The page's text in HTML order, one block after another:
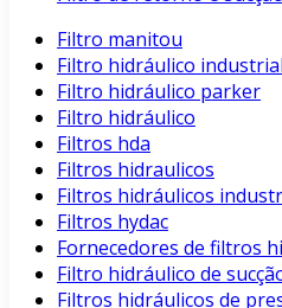
Filtro manitou
Filtro hidráulico industrial
Filtro hidráulico parker
Filtro hidráulico
Filtros hda
Filtros hidraulicos
Filtros hidráulicos
Filtros hydac
Fornecedores de filtros
Filtro hidráulico de
Filtros hidráulicos de